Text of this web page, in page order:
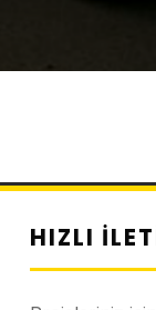
HIZLI